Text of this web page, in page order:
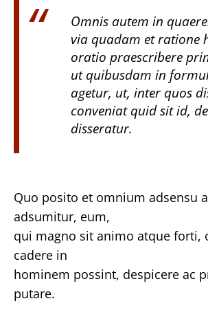
Omnis autem in
via quadam et ratione
oratio praescribere
ut quibusdam in
agetur, ut, inter quos
conveniat quid sit id,
disseratur.
Quo posito et omnium adsensu
adsumitur, eum,
qui magno sit animo atque forti,
cadere in
hominem possint, despicere ac
putare.